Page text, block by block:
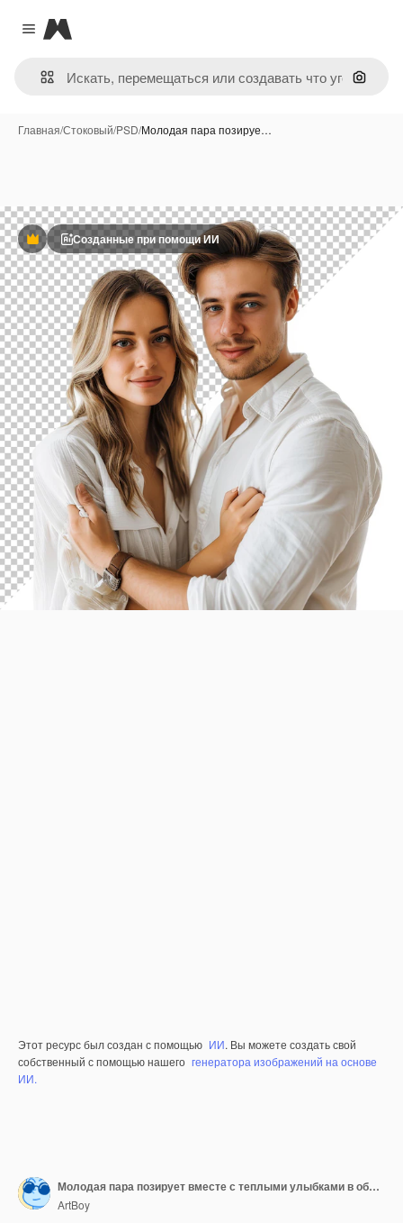
Close menu
Magnific
Поиск
Главная/Стоковый/PSD/Молодая пара позируе…
ПремиумСозданные при помощи ИИ
Этот ресурс был создан с помощью ИИ. Вы можете создать свой
собственный с помощью нашего генератора изображений на основе
ИИ.
Молодая пара позирует вместе с теплыми улыбками в обычных белых рубашках на ярком фоне, фиксируя момент связи и радости
ArtBoy